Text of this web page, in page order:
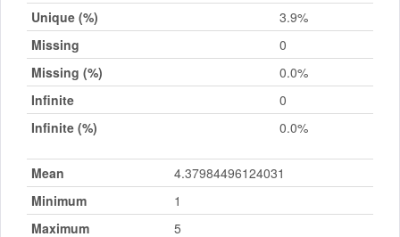
Unique (%)
3.9%
Missing
0
Missing (%)
0.0%
Infinite
0
Infinite (%)
0.0%
Mean
4.37984496124031
Minimum
1
Maximum
5